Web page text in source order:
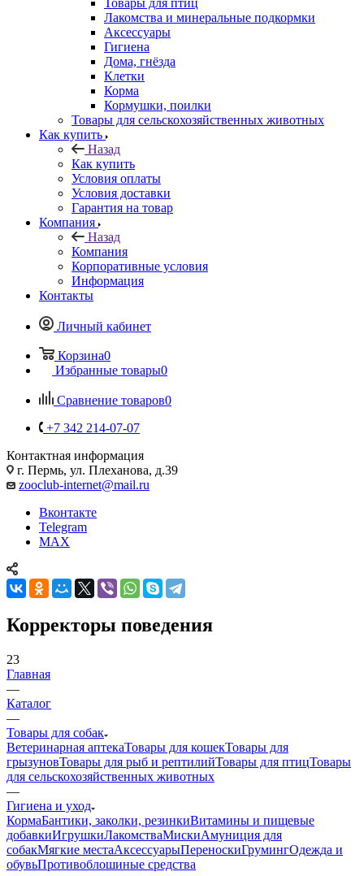
Товары для птиц
Лакомства и минеральные подкормки
Аксессуары
Гигиена
Дома, гнёзда
Клетки
Корма
Кормушки, поилки
Товары для сельскохозяйственных животных
Как купить
Назад
Как купить
Условия оплаты
Условия доставки
Гарантия на товар
Компания
Назад
Компания
Корпоративные условия
Информация
Контакты
Личный кабинет
Корзина0
Избранные товары0
Сравнение товаров0
+7 342 214-07-07
Контактная информация
г. Пермь, ул. Плеханова, д.39
zooclub-internet@mail.ru
Вконтакте
Telegram
MAX
Корректоры поведения
23
Главная
—
Каталог
—
Товары для собак
Ветеринарная аптекаТовары для кошекТовары для
грызуновТовары для рыб и рептилийТовары для птицТовары
для сельскохозяйственных животных
—
Гигиена и уход
КормаБантики, заколки, резинкиВитамины и пищевые
добавкиИгрушкиЛакомстваМискиАмуниция для
собакМягкие местаАксессуарыПереноскиГрумингОдежда и
обувьПротивоблошиные средства